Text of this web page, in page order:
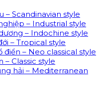
– Scandinavian style
– Industrial style
– Indochine style
– Tropical style
– Neo classical style
– Classic style
hải – Mediterranean